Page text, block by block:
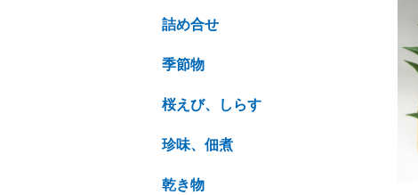
詰め合せ
季節物
桜えび、しらす
珍味、佃煮
乾き物